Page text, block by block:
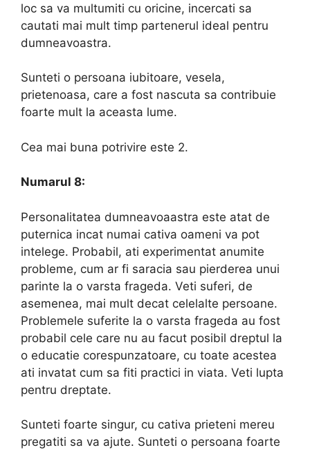
loc sa va multumiti cu oricine, incercati sa
cautati mai mult timp partenerul ideal pentru
dumneavoastra.
Sunteti o persoana iubitoare, vesela,
prietenoasa, care a fost nascuta sa contribuie
foarte mult la aceasta lume.
Cea mai buna potrivire este 2.
Numarul 8:
Personalitatea dumneavoaastra este atat de
puternica incat numai cativa oameni va pot
intelege. Probabil, ati experimentat anumite
probleme, cum ar fi saracia sau pierderea unui
parinte la o varsta frageda. Veti suferi, de
asemenea, mai mult decat celelalte persoane.
Problemele suferite la o varsta frageda au fost
probabil cele care nu au facut posibil dreptul la
o educatie corespunzatoare, cu toate acestea
ati invatat cum sa fiti practici in viata. Veti lupta
pentru dreptate.
Sunteti foarte singur, cu cativa prieteni mereu
pregatiti sa va ajute. Sunteti o persoana foarte